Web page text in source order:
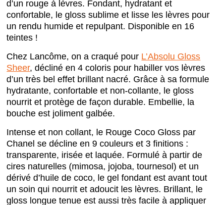
d’un rouge à lèvres. Fondant, hydratant et
confortable, le gloss sublime et lisse les lèvres pour
un rendu humide et repulpant. Disponible en 16
teintes !
Chez Lancôme, on a craqué pour L’Absolu Gloss
Sheer, décliné en 4 coloris pour habiller vos lèvres
d’un très bel effet brillant nacré. Grâce à sa formule
hydratante, confortable et non-collante, le gloss
nourrit et protège de façon durable. Embellie, la
bouche est joliment galbée.
Intense et non collant, le Rouge Coco Gloss par
Chanel se décline en 9 couleurs et 3 finitions :
transparente, irisée et laquée. Formulé à partir de
cires naturelles (mimosa, jojoba, tournesol) et un
dérivé d’huile de coco, le gel fondant est avant tout
un soin qui nourrit et adoucit les lèvres. Brillant, le
gloss longue tenueest aussi très facile à appliquer